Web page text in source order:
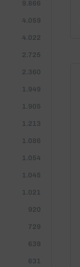
9.866
4.059
4.022
2.725
2.360
1.949
1.905
1.213
1.086
1.054
1.045
1.021
920
729
639
631